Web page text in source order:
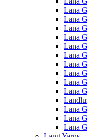
Lana
Lana
Lana
Lana
Lana
Lana
Lana
Lana
Lana
Lana
Lana
Lana
Lana